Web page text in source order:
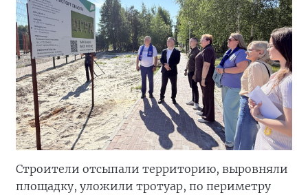
Строители отсыпали территорию, выровняли
площадку, уложили тротуар, по периметру